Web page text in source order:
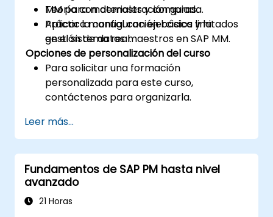
MM para materiales y compras.
Aplicar la configuración básica y la
gestión de datos maestros en SAP MM.
Teoría con demostración guiada.
Práctica manual con ejercicios limitados
en el sistema real.
Opciones de personalización del curso
Para solicitar una formación
personalizada para este curso,
contáctenos para organizarla.
Leer más...
Fundamentos de SAP PM hasta nivel
avanzado
21 Horas